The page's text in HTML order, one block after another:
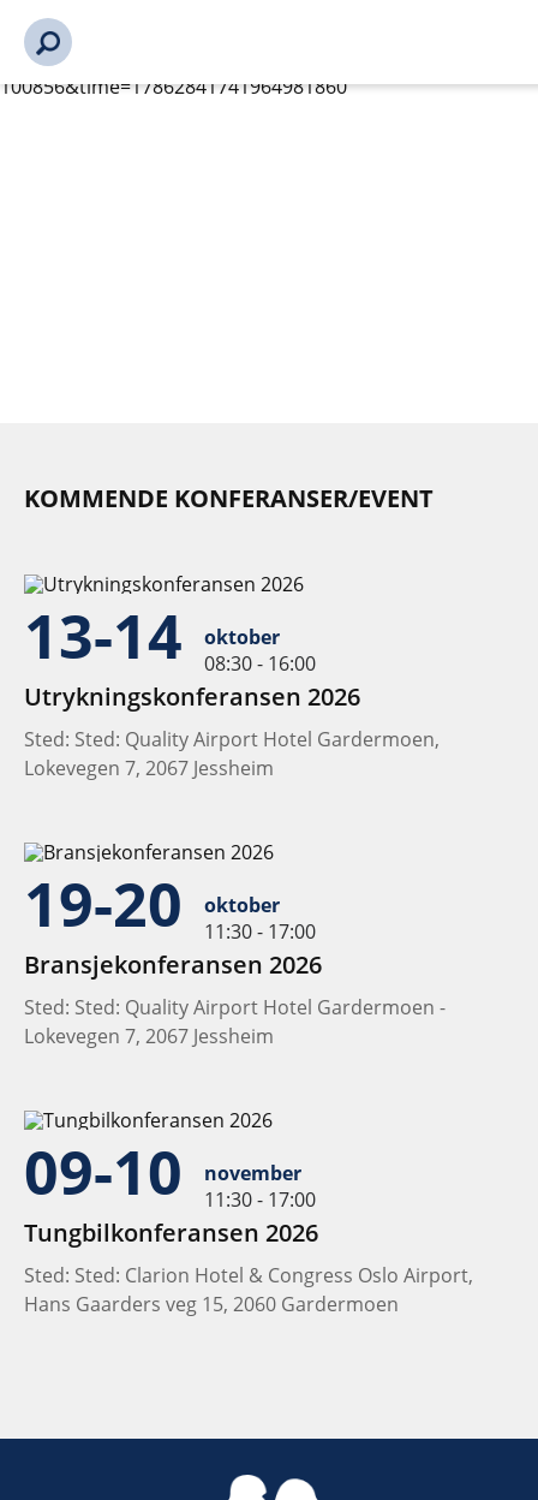
personvernerklaering%2Fmedlemmer-bli-medlem%2Fbli-
medlem%2Ffagsamling-hav-2026-100856-
100856&time=17862841741964981860
KOMMENDE KONFERANSER/EVENT
13-14
oktober
08:30 - 16:00
Utrykningskonferansen 2026
Sted: Sted: Quality Airport Hotel Gardermoen,
Lokevegen 7, 2067 Jessheim
19-20
oktober
11:30 - 17:00
Bransjekonferansen 2026
Sted: Sted: Quality Airport Hotel Gardermoen -
Lokevegen 7, 2067 Jessheim
09-10
november
11:30 - 17:00
Tungbilkonferansen 2026
Sted: Sted: Clarion Hotel & Congress Oslo Airport,
Hans Gaarders veg 15, 2060 Gardermoen